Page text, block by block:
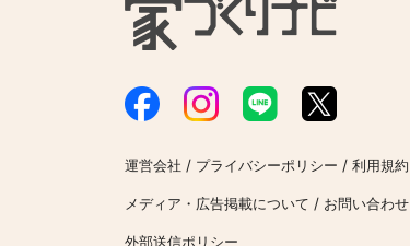
運営会社 / プライバシーポリシー / 利用規約
メディア・広告掲載について / お問い合わせ
外部送信ポリシー